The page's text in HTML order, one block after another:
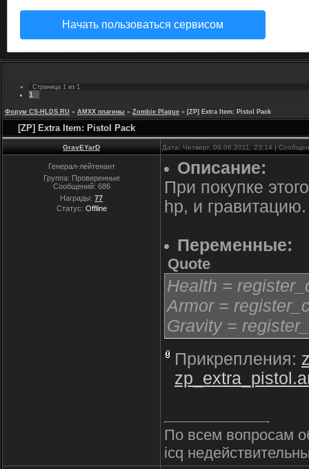
Начать пользоваться сервисом
Страница 1 из 1
1
Форум CS-HLDS.RU » AMXX плагины » Zombie Plague » [ZP] Extra Item: Pistol Pack
[ZP] Extra Item: Pistol Pack
GravEYarD Дата: Четверг, 09.06.2011, 23:14 |
Генерал-лейтенант
Группа: Проверенные
Сообщений: 686
Награды: 77
Статус: Offline
Описание:
При покупке
hp, и гравитацию.
Переменные:
Quote
Health =
Armor =
Gravity =
Прикрепления:
По всем вопросам
icq